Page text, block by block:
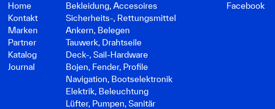
Home
Kontakt
Marken
Partner
Katalog
Journal
Bekleidung, Accesoires
Sicherheits-, Rettungsmittel
Ankern, Belegen
Tauwerk, Drahtseile
Deck-, Sail-Hardware
Bojen, Fender, Profile
Navigation, Bootselektronik
Elektrik, Beleuchtung
Lüfter, Pumpen, Sanitär
Facebook